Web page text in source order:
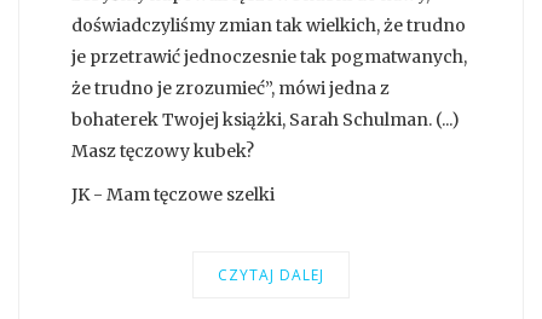
doświadczyliśmy zmian tak wielkich, że trudno
je przetrawić jednoczesnie tak pogmatwanych,
że trudno je zrozumieć”, mówi jedna z
bohaterek Twojej książki, Sarah Schulman. (...)
Masz tęczowy kubek?
JK - Mam tęczowe szelki
CZYTAJ DALEJ